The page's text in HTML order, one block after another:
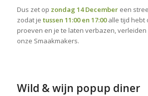
Dus zet op zondag 14 Decembereen
zodat je tussen 11:00 en 17:00alle tijd hebt
proeven en je te laten verbazen,
onze Smaakmakers.
Wild & wijn popup diner